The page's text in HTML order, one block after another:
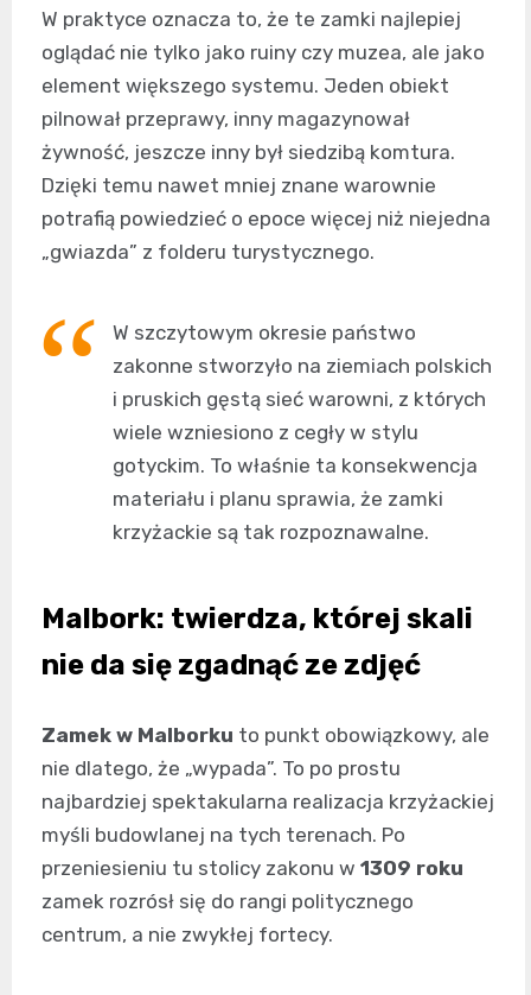
W praktyce oznacza to, że te zamki najlepiej
oglądać nie tylko jako ruiny czy muzea, ale jako
element większego systemu. Jeden obiekt
pilnował przeprawy, inny magazynował
żywność, jeszcze inny był siedzibą komtura.
Dzięki temu nawet mniej znane warownie
potrafią powiedzieć o epoce więcej niż niejedna
„gwiazda” z folderu turystycznego.
W szczytowym okresie państwo
zakonne stworzyło na ziemiach polskich
i pruskich gęstą sieć warowni, z których
wiele wzniesiono z cegły w stylu
gotyckim. To właśnie ta konsekwencja
materiału i planu sprawia, że zamki
krzyżackie są tak rozpoznawalne.
Malbork: twierdza, której skali
nie da się zgadnąć ze zdjęć
Zamek w Malborku to punkt obowiązkowy, ale
nie dlatego, że „wypada”. To po prostu
najbardziej spektakularna realizacja krzyżackiej
myśli budowlanej na tych terenach. Po
przeniesieniu tu stolicy zakonu w 1309 roku
zamek rozrósł się do rangi politycznego
centrum, a nie zwykłej fortecy.